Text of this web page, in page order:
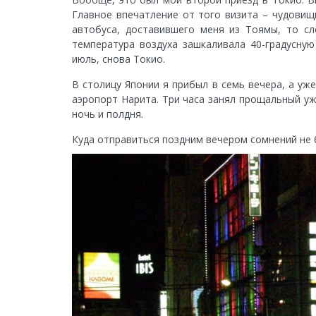
Главное впечатление от того визита –
автобуса, доставившего меня из Тоямы, то
температура воздуха зашкаливала 40-
июль, снова Токио.
В столицу Японии я прибыл в семь вечера, а
аэропорт Нарита. Три часа занял прощальный
ночь и полдня.
Куда отправиться поздним вечером сомнений